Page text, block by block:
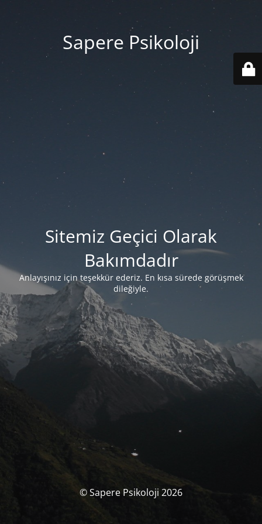
Sapere Psikoloji
Sitemiz Geçici Olarak
Bakımdadır
Anlayışınız için teşekkür ederiz. En kısa sürede görüşmek
dileğiyle.
© Sapere Psikoloji 2026